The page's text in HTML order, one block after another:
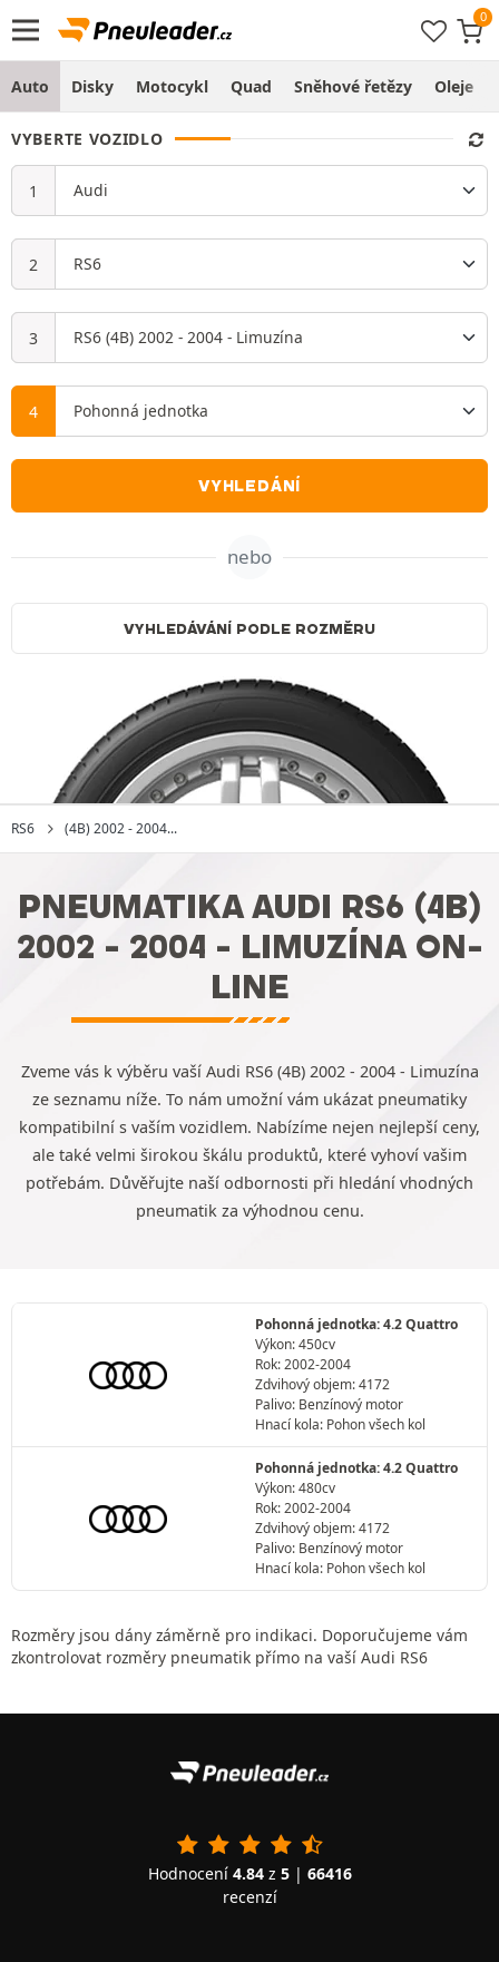
Auto Disky Motocykl Quad Sněhové řetězy Oleje
VYBERTE VOZIDLO
VYHLEDÁNÍ
nebo
VYHLEDÁVÁNÍ PODLE ROZMĚRU
RS6 (4B) 2002 - 2004...
PNEUMATIKA AUDI RS6 (4B)
2002 - 2004 - LIMUZÍNA ON-
LINE
Zveme vás k výběru vaší Audi RS6 (4B) 2002 - 2004 - Limuzína
ze seznamu níže. To nám umožní vám ukázat pneumatiky
kompatibilní s vaším vozidlem. Nabízíme nejen nejlepší ceny,
ale také velmi širokou škálu produktů, které vyhoví vašim
potřebám. Důvěřujte naší odbornosti při hledání vhodných
pneumatik za výhodnou cenu.
Pohonná jednotka: 4.2 Quattro
Výkon: 450cv
Rok: 2002-2004
Zdvihový objem: 4172
Palivo: Benzínový motor
Hnací kola: Pohon všech kol
Pohonná jednotka: 4.2 Quattro
Výkon: 480cv
Rok: 2002-2004
Zdvihový objem: 4172
Palivo: Benzínový motor
Hnací kola: Pohon všech kol
Rozměry jsou dány záměrně pro indikaci. Doporučujeme vám
zkontrolovat rozměry pneumatik přímo na vaší Audi RS6
Hodnocení 4.84z 5| 66416
recenzí